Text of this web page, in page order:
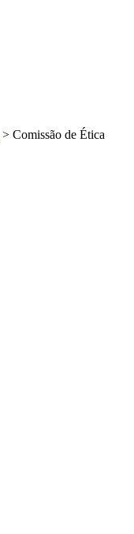
> Comissão de Ética